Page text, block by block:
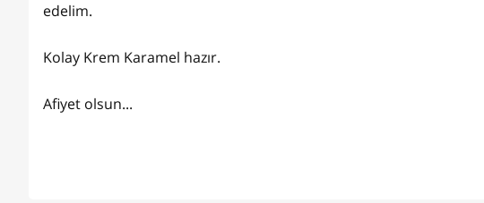
edelim.
Kolay Krem Karamel hazır.
Afiyet olsun...